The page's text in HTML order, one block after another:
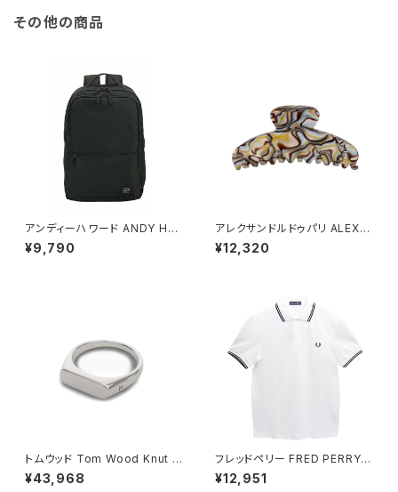
その他の商品
アンディーハワード ANDY HA
WARD ビジネスリュック 30L
大容量 2室 A3対応 ノートPC収
¥9,790
アレクサンドルドゥパリ ALEXA
NDRE DE PARIS BASIC CLA
SSIQUES ヘアクリップ ACCM
¥12,320
トムウッド Tom Wood Knut R
ing リング 100572-46 シルバ
ー
¥43,968
フレッドペリー FRED PERRY T
he Fred Perry Shirt M3600
ポロシャツ M3600-200-WHI
¥12,951